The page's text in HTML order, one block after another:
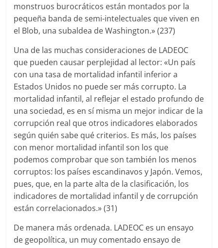
monstruos burocráticos están montados por la
pequeña banda de semi-intelectuales que viven en
el Blob, una subaldea de Washington.» (237)
Una de las muchas consideraciones de LADEOC
que pueden causar perplejidad al lector: «Un país
con una tasa de mortalidad infantil inferior a
Estados Unidos no puede ser más corrupto. La
mortalidad infantil, al reflejar el estado profundo de
una sociedad, es en sí misma un mejor indicar de la
corrupción real que otros indicadores elaborados
según quién sabe qué criterios. Es más, los países
con menor mortalidad infantil son los que
podemos comprobar que son también los menos
corruptos: los países escandinavos y Japón. Vemos,
pues, que, en la parte alta de la clasificación, los
indicadores de mortalidad infantil y de corrupción
están correlacionados.» (31)
De manera más ordenada. LADEOC es un ensayo
de geopolítica, un muy comentado ensayo de